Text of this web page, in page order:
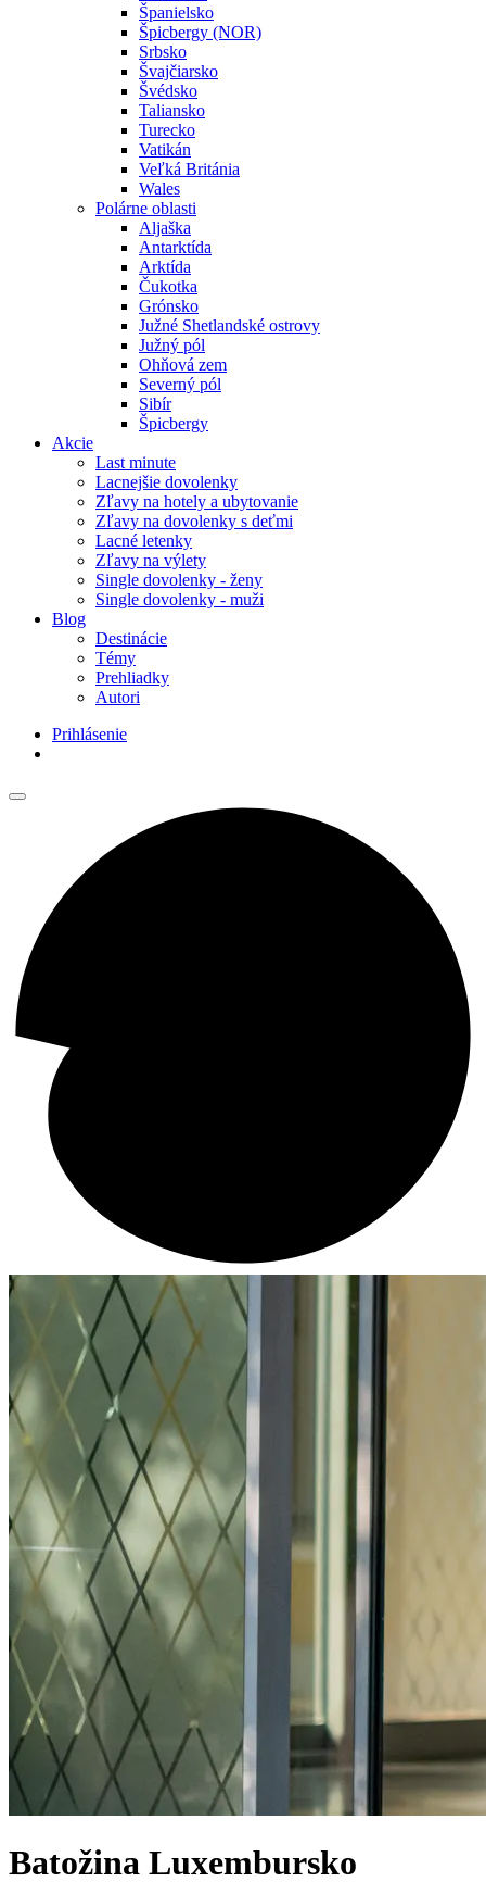
Španielsko
Špicbergy (NOR)
Srbsko
Švajčiarsko
Švédsko
Taliansko
Turecko
Vatikán
Veľká Británia
Wales
Polárne oblasti
Aljaška
Antarktída
Arktída
Čukotka
Grónsko
Južné Shetlandské ostrovy
Južný pól
Ohňová zem
Severný pól
Sibír
Špicbergy
Akcie
Last minute
Lacnejšie dovolenky
Zľavy na hotely a ubytovanie
Zľavy na dovolenky s deťmi
Lacné letenky
Zľavy na výlety
Single dovolenky - ženy
Single dovolenky - muži
Blog
Destinácie
Témy
Prehliadky
Autori
Prihlásenie
Batožina Luxembursko